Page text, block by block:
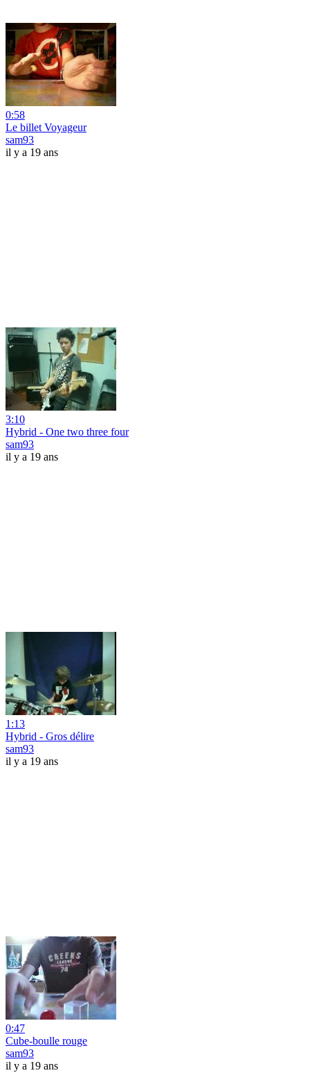
0:58
Le billet Voyageur
sam93
il y a 19 ans
3:10
Hybrid - One two three four
sam93
il y a 19 ans
1:13
Hybrid - Gros délire
sam93
il y a 19 ans
0:47
Cube-boulle rouge
sam93
il y a 19 ans